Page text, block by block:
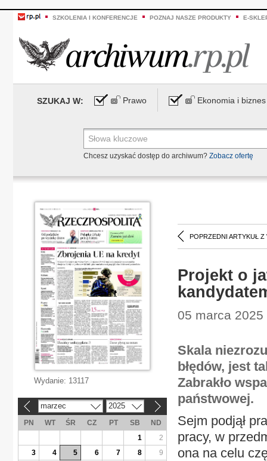
SZKOLENIA I KONFERENCJE POZNAJ NASZE PRODUKTY E-
SZUKAJ W: Prawo Ekonomia i biznes
Chcesz uzyskać dostęp do archiwum? Zobacz ofertę
POPRZEDNI ARTYKUŁ Z
Projekt o
05 marca
Skala
błędów, jest
Zabrakło
państwowej.
Sejm podjął
pracy, w
ona na celu
Wydanie: 13117
marzec 2025
PN WT ŚR CZ PT SB
ND
1
2
3
4 5 6 7 8
9